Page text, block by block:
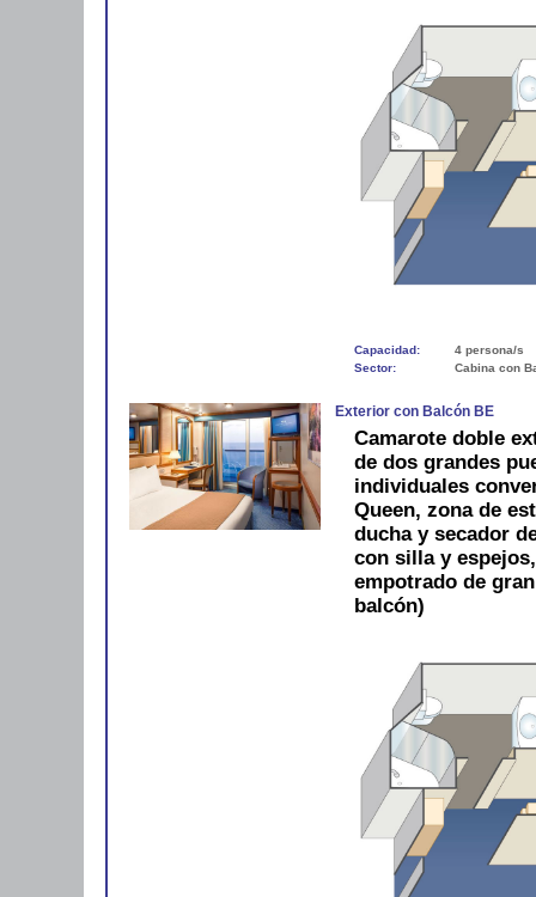
Capacidad:
4 persona/s
Sector:
Cabina con
Exterior con Balcón BE
Camarote doble
de dos grandes
individuales
Queen, zona de
ducha y secador
con silla y
empotrado de
balcón)